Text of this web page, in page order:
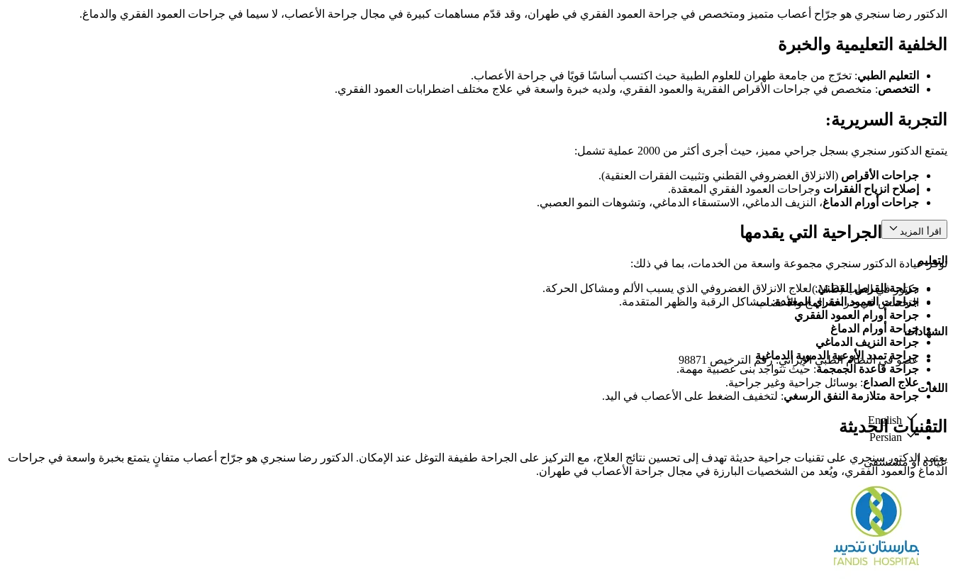
الدكتور رضا سنجري هو جرّاح أعصاب متميز ومتخصص في جراحة العمود الفقري في طهران، وقد قدّم مساهمات كبيرة في مجال جراحة الأعصاب، لا سيما في جراحات العمود الفقري والدماغ.
الخلفية التعليمية والخبرة
التعليم الطبي: تخرّج من جامعة طهران للعلوم الطبية حيث اكتسب أساسًا قويًا في جراحة الأعصاب.
التخصص: متخصص في جراحات الأقراص الفقرية والعمود الفقري، ولديه خبرة واسعة في علاج مختلف اضطرابات العمود الفقري.
التجربة السريرية:
يتمتع الدكتور سنجري بسجل جراحي مميز، حيث أجرى أكثر من 2000 عملية تشمل:
جراحات الأقراص (الانزلاق الغضروفي القطني وتثبيت الفقرات العنقية).
إصلاح انزياح الفقرات وجراحات العمود الفقري المعقدة.
جراحات أورام الدماغ، النزيف الدماغي، الاستسقاء الدماغي، وتشوهات النمو العصبي.
الخدمات الجراحية التي يقدمها
توفر عيادة الدكتور سنجري مجموعة واسعة من الخدمات، بما في ذلك:
جراحة القرص القطني: لعلاج الانزلاق الغضروفي الذي يسبب الألم ومشاكل الحركة.
جراحات العمود الفقري المعقدة: لمشاكل الرقبة والظهر المتقدمة.
جراحة أورام العمود الفقري
جراحة أورام الدماغ
جراحة النزيف الدماغي
جراحة تمدد الأوعية الدموية الدماغية
جراحة قاعدة الجمجمة: حيث تتواجد بنى عصبية مهمة.
علاج الصداع: بوسائل جراحية وغير جراحية.
جراحة متلازمة النفق الرسغي: لتخفيف الضغط على الأعصاب في اليد.
التقنيات الحديثة
يعتمد الدكتور سنجري على تقنيات جراحية حديثة تهدف إلى تحسين نتائج العلاج، مع التركيز على الجراحة طفيفة التوغل عند الإمكان. الدكتور رضا سنجري هو جرّاح أعصاب متفانٍ يتمتع بخبرة واسعة في جراحات
الدماغ والعمود الفقري، ويُعد من الشخصيات البارزة في مجال جراحة الأعصاب في طهران.
اقرأ المزيد
التعليم
دكتور في الطب (M.D.)
التخصص في جراحة المخ والأعصاب
الشهادات
عضو في النظام الطبي الإيراني: رقم الترخيص 98871
اللغات
عيادة أو مستشفى